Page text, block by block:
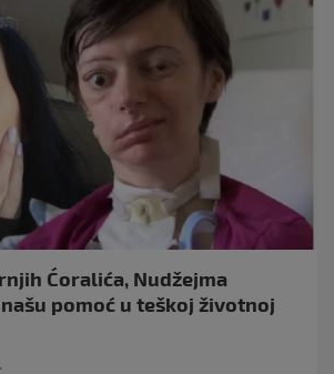
Ćoralića, Nudžejma
pomoć u teškoj životnoj